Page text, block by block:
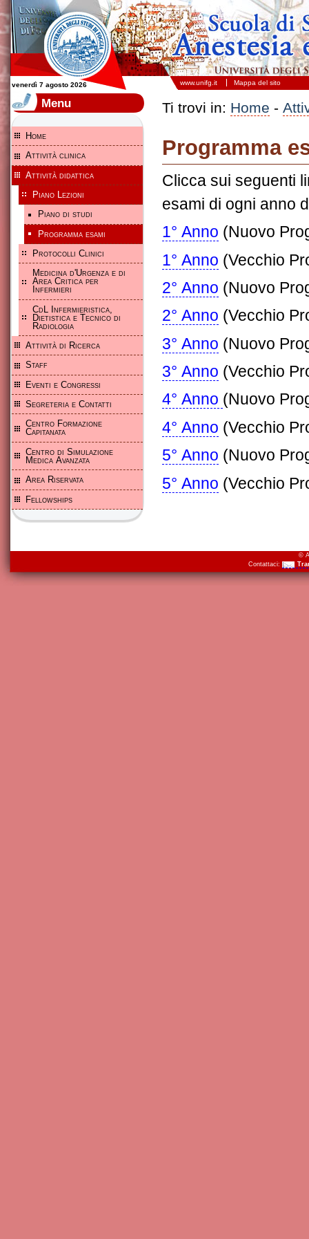
Scuola di Specializzazione in Anestesia e Rianimazione - Università degli studi di Foggia
venerdì 7 agosto 2026 www.unifg.it Mappa del sito
Ti trovi in: Home -
Programma
Clicca sui seguenti
esami di ogni anno
1° Anno (Nuovo
1° Anno (Vecchio
2° Anno (Nuovo
2° Anno (Vecchio
3° Anno (Nuovo
3° Anno (Vecchio
4° Anno (Nuovo
4° Anno (Vecchio
5° Anno (Nuovo
5° Anno (Vecchio
Menu
Home
Attività clinica
Attività didattica
Piano Lezioni
Piano di studi
Programma esami
Protocolli Clinici
Medicina d'Urgenza e di
Area Critica per
Infermieri
CdL Infermieristica,
Dietistica e Tecnico di
Radiologia
Attività di Ricerca
Staff
Eventi e Congressi
Segreteria e Contatti
Centro Formazione
Capitanata
Centro di Simulazione
Medica Avanzata
Area Riservata
Fellowships
©
Contattaci: